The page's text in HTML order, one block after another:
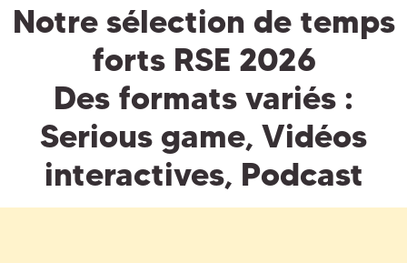
Notre sélection de temps
forts RSE 2026
Des formats variés :
Serious game, Vidéos
interactives, Podcast